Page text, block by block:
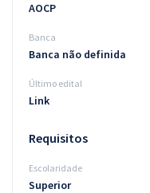
AOCP
Banca
Banca não definida
Último edital
Link
Requisitos
Escolaridade
Superior